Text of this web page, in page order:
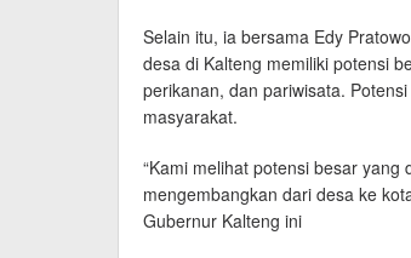
Selain itu, ia bersama Edy
desa di Kalteng memiliki potensi
perikanan, dan pariwisata.
masyarakat.
“Kami melihat potensi besar
mengembangkan dari desa ke
Gubernur Kalteng ini